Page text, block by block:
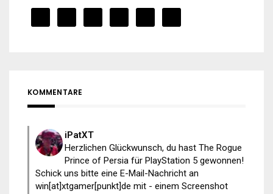
KOMMENTARE
iPatXT
Herzlichen Glückwunsch, du hast The Rogue
Prince of Persia für PlayStation 5 gewonnen!
Schick uns bitte eine E-Mail-Nachricht an
win[at]xtgamer[punkt]de mit - einem Screenshot